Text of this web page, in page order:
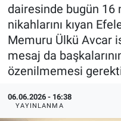
dairesinde bugün 16
nikahlarını kıyan
Memuru Ülkü Avcar
mesaj da
özenilmemesi
06.06.2026 - 16:38
YAYINLANMA